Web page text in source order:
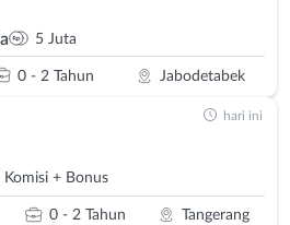
5 Juta
0 - 2 Tahun Jabodetabek
Komisi + Bonus
0 - 2 Tahun Tangerang
hari ini